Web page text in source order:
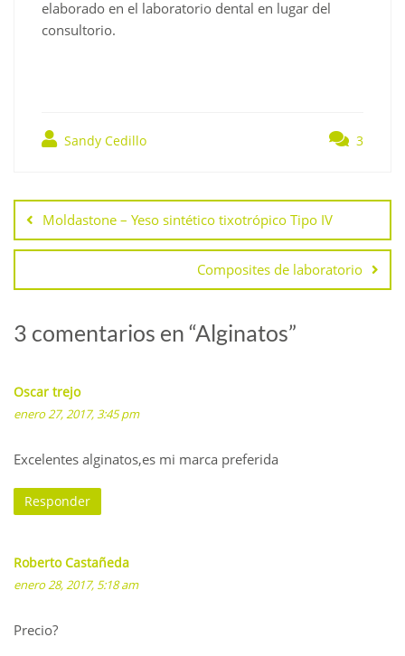
elaborado en el laboratorio dental en lugar del
consultorio.
Sandy Cedillo 3
de
entradas
Moldastone – Yeso sintético tixotrópico Tipo IV
Composites de laboratorio
3 comentarios en “Alginatos”
Oscar trejo
enero 27, 2017, 3:45 pm
Excelentes alginatos,es mi marca preferida
Responder
Roberto Castañeda
enero 28, 2017, 5:18 am
Precio?